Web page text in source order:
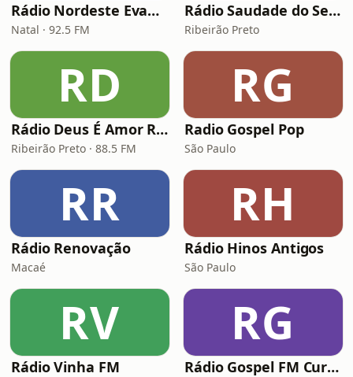
Rádio Nordeste Evangélica
Natal · 92.5 FM
Rádio Saudade do Sertão
Ribeirão Preto
RD
Rádio Deus É Amor Ribeirão Preto
Ribeirão Preto · 88.5 FM
RG
Radio Gospel Pop
São Paulo
RR
Rádio Renovação
Macaé
RH
Rádio Hinos Antigos
São Paulo
RV
Rádio Vinha FM
RG
Rádio Gospel FM Curitiba